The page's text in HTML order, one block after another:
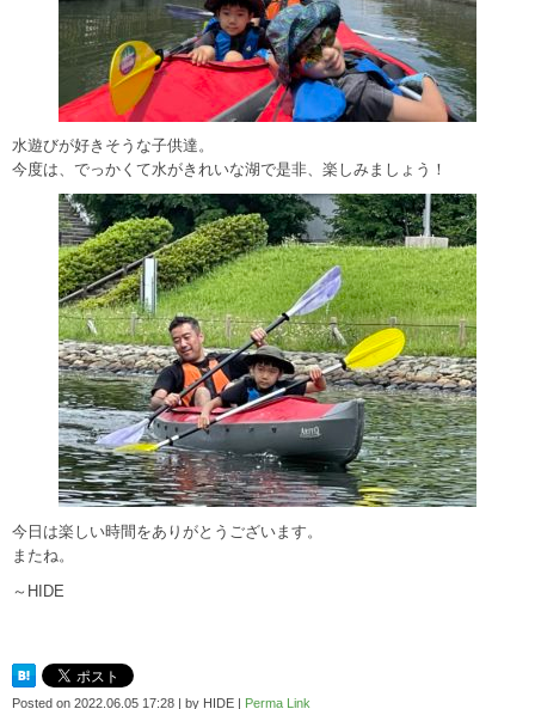
水遊びが好きそうな子供達。
今度は、でっかくて水がきれいな湖で是非、楽しみましょう！
今日は楽しい時間をありがとうございます。
またね。
～HIDE
Posted on 2022.06.05 17:28 | by HIDE | Perma Link